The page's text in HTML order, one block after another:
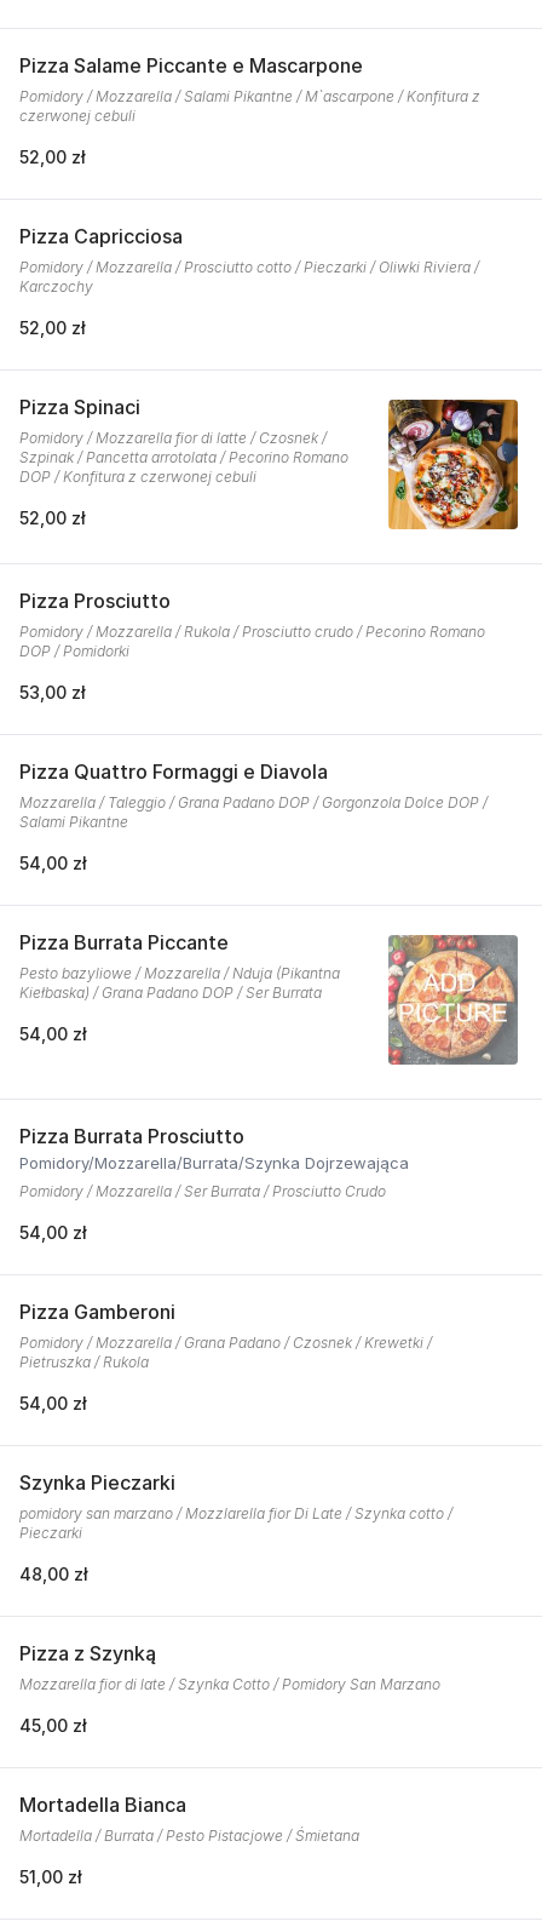
Pizza Salame Piccante e Mascarpone
Pomidory / Mozzarella / Salami Pikantne / M`ascarpone / Konfitura z
czerwonej cebuli
52,00 zł
Pizza Capricciosa
Pomidory / Mozzarella / Prosciutto cotto / Pieczarki / Oliwki Riviera /
Karczochy
52,00 zł
Pizza Spinaci
Pomidory / Mozzarella fior di latte / Czosnek /
Szpinak / Pancetta arrotolata / Pecorino Romano
DOP / Konfitura z czerwonej cebuli
52,00 zł
Pizza Prosciutto
Pomidory / Mozzarella / Rukola / Prosciutto crudo / Pecorino Romano
DOP / Pomidorki
53,00 zł
Pizza Quattro Formaggi e Diavola
Mozzarella / Taleggio / Grana Padano DOP / Gorgonzola Dolce DOP /
Salami Pikantne
54,00 zł
Pizza Burrata Piccante
Pesto bazyliowe / Mozzarella / Nduja (Pikantna
Kiełbaska) / Grana Padano DOP / Ser Burrata
54,00 zł
Pizza Burrata Prosciutto
Pomidory/Mozzarella/Burrata/Szynka Dojrzewająca
Pomidory / Mozzarella / Ser Burrata / Prosciutto Crudo
54,00 zł
Pizza Gamberoni
Pomidory / Mozzarella / Grana Padano / Czosnek / Krewetki /
Pietruszka / Rukola
54,00 zł
Szynka Pieczarki
pomidory san marzano / Mozzlarella fior Di Late / Szynka cotto /
Pieczarki
48,00 zł
Pizza z Szynką
Mozzarella fior di late / Szynka Cotto / Pomidory San Marzano
45,00 zł
Mortadella Bianca
Mortadella / Burrata / Pesto Pistacjowe / Śmietana
51,00 zł